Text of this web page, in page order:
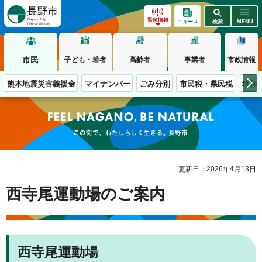
緊急情報 ニュース 検索 MENU
市民 子ども・若者 高齢者 事業者 市政情報
熊本地震災害義援金 マイナンバー ごみ分別 市民税・県民税 移住
この街で、わたしらしく生きる。長野市
更新日：2026年4月13日
西寺尾運動場のご案内
西寺尾運動場